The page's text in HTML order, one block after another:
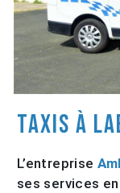
Taxis à
L’entreprise
ses services en